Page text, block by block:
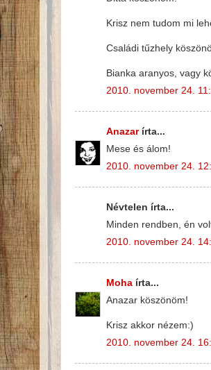
Krisz nem tudom mi
Családi tűzhely
Bianka aranyos, vagy
2010. november 24.
Anazarírta...
Mese és álom!
2010. november 24.
Névtelen írta...
Minden rendben, én
2010. november 24.
Moha írta...
Anazar köszönöm!
Krisz akkor nézem:)
2010. november 24.